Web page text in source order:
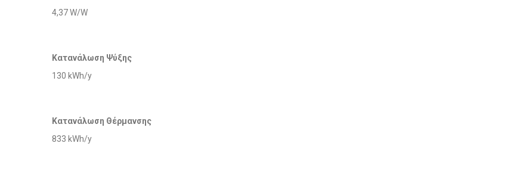
4,37 W/W
Κατανάλωση Ψύξης
130 kWh/y
Κατανάλωση Θέρμανσης
833 kWh/y